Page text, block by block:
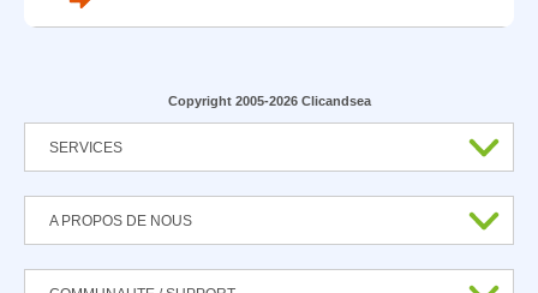
Copyright 2005-2026 Clicandsea
SERVICES
A PROPOS DE NOUS